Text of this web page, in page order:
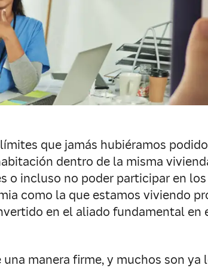
que jamás hubiéramos
dentro de la misma
o incluso no poder participar en
como la que estamos viviendo
en el aliado fundamental en
manera firme, y muchos son ya